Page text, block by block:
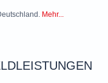
Mehr...